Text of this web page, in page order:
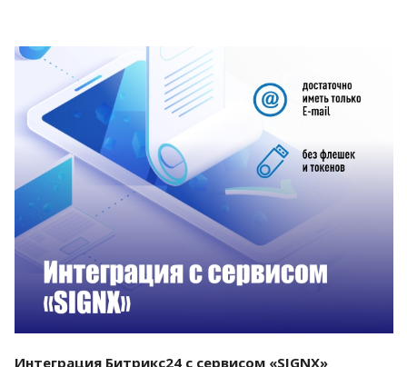
Смотреть проект
Интеграция Битрикс24 с сервисом «SIGNX»